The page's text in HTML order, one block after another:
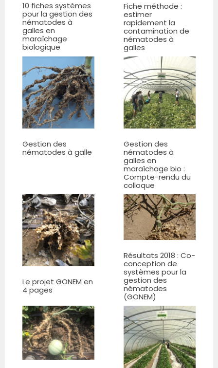
10 fiches systèmes
pour la gestion des
nématodes à
galles en
maraîchage
biologique
Fiche méthode :
estimer
rapidement la
contamination de
nématodes à
galles
Gestion des
nématodes à galle
Gestion des
nématodes à
galles en
maraîchage bio :
Compte-rendu du
colloque
Le projet GONEM en
4 pages
Résultats 2018 : Co-
conception de
systèmes pour la
gestion des
nématodes
(GONEM)